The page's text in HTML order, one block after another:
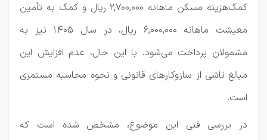
کمک‌هزینه مسکن ماهانه 2,700,000 ریال و کمک به تأمین
معیشت ماهانه 6,000,000 ریال، در سال 1405 نیز به
مشمولان پرداخت می‌شود. با این حال، عدم افزایش این
مبالغ ناشی از سازوکارهای قانونی و نحوه محاسبه مستمری
است.
در بررسی فنی این موضوع، مشخص شده است که